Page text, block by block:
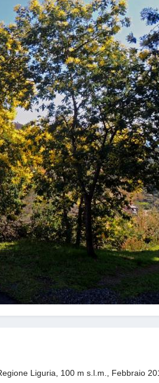
Liguria, 100 m s.l.m., Febbraio